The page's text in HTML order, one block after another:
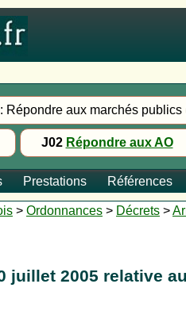
Répondre aux marchés publics
J02 Répondre aux AO
Prestations Références
> Ordonnances > Décrets >
juillet 2005 relative